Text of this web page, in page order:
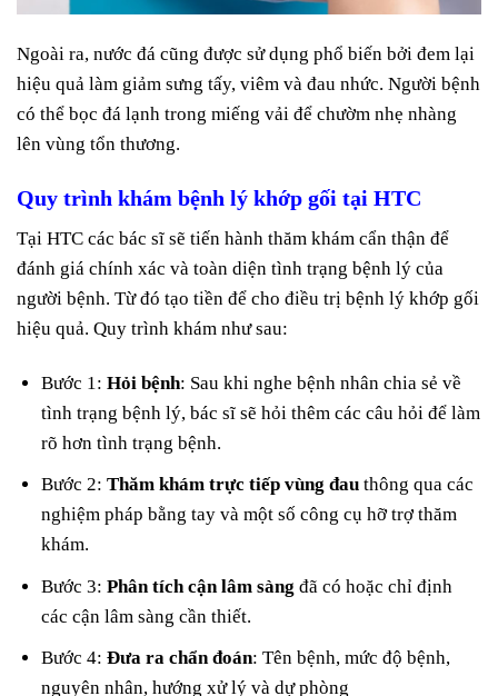
Ngoài ra, nước đá cũng được sử dụng phổ biến bởi đem lại
hiệu quả làm giảm sưng tấy, viêm và đau nhức. Người bệnh
có thể bọc đá lạnh trong miếng vải để chườm nhẹ nhàng
lên vùng tổn thương.
Quy trình khám bệnh lý khớp gối tại HTC
Tại HTC các bác sĩ sẽ tiến hành thăm khám cẩn thận để
đánh giá chính xác và toàn diện tình trạng bệnh lý của
người bệnh. Từ đó tạo tiền để cho điều trị bệnh lý khớp gối
hiệu quả. Quy trình khám như sau:
Bước 1:Hỏi bệnh: Sau khi nghe bệnh nhân chia sẻ về
tình trạng bệnh lý, bác sĩ sẽ hỏi thêm các câu hỏi để làm
rõ hơn tình trạng bệnh.
Bước 2: Thăm khám trực tiếp vùng đau thông qua các
nghiệm pháp bằng tay và một số công cụ hỡ trợ thăm
khám.
Bước 3:Phân tích cận lâm sàng đã có hoặc chỉ định
các cận lâm sàng cần thiết.
Bước 4:Đưa ra chẩn đoán: Tên bệnh, mức độ bệnh,
nguyên nhân, hướng xử lý và dự phòng